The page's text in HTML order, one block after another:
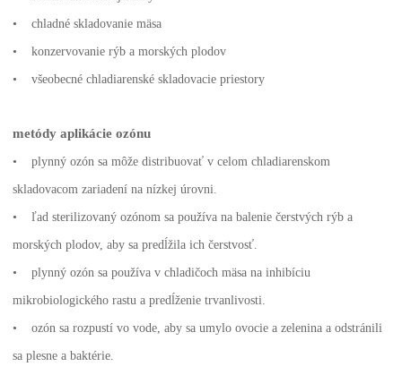
• chladné skladovanie mäsa
• konzervovanie rýb a morských plodov
• všeobecné chladiarenské skladovacie priestory
metódy aplikácie ozónu
• plynný ozón sa môže distribuovať v celom chladiarenskom
skladovacom zariadení na nízkej úrovni.
• ľad sterilizovaný ozónom sa používa na balenie čerstvých rýb a
morských plodov, aby sa predĺžila ich čerstvosť.
• plynný ozón sa používa v chladičoch mäsa na inhibíciu
mikrobiologického rastu a predĺženie trvanlivosti.
• ozón sa rozpustí vo vode, aby sa umylo ovocie a zelenina a odstránili
sa plesne a baktérie.